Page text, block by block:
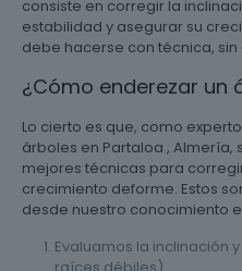
consiste en corregir la
estabilidad y asegurar su
debe hacerse con técnica,
¿Cómo enderezar un
Lo cierto es que, como
árboles en Partaloa , Almería,
mejores técnicas para
crecimiento deforme. Estos
desde nuestro conocimiento
Evaluamos la inclinación